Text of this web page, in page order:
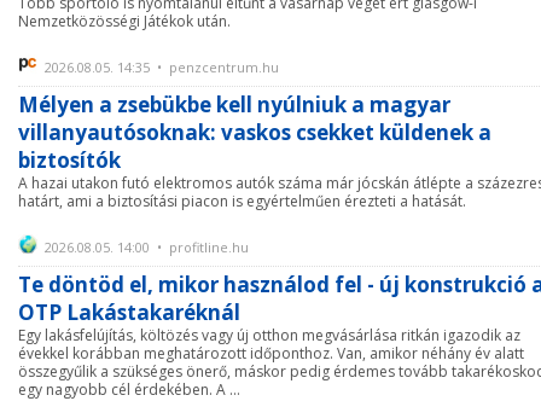
Nemzetközösségi Játékok után.
2026.08.05. 14:35 • penzcentrum.hu
Mélyen a zsebükbe kell nyúlniuk a magyar
villanyautósoknak: vaskos csekket küldenek a
biztosítók
A hazai utakon futó elektromos autók száma már jócskán átlépte a
határt, ami a biztosítási piacon is egyértelműen érezteti a hatását.
2026.08.05. 14:00 • profitline.hu
Te döntöd el, mikor használod fel - új konstrukció
OTP Lakástakaréknál
Egy lakásfelújítás, költözés vagy új otthon megvásárlása ritkán igazodik az
évekkel korábban meghatározott időponthoz. Van, amikor néhány év alatt
összegyűlik a szükséges önerő, máskor pedig érdemes tovább
egy nagyobb cél érdekében. A ...